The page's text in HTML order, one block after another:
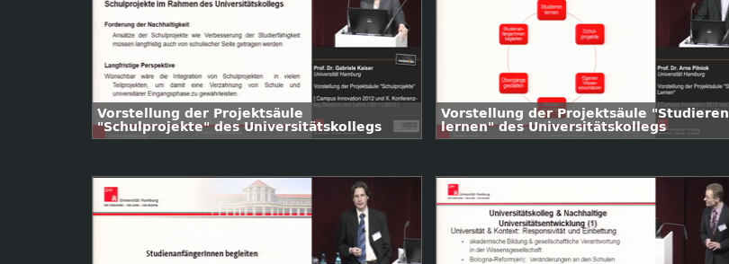
Vorstellung der Projektsäule
"Schulprojekte" des Universitätskollegs
Vorstellung der Projektsäule "Studieren
lernen" des Universitätskollegs